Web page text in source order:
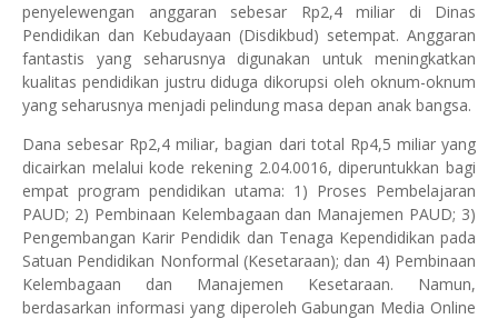
penyelewengan anggaran sebesar Rp2,4 miliar di Dinas
Pendidikan dan Kebudayaan (Disdikbud) setempat. Anggaran
fantastis yang seharusnya digunakan untuk meningkatkan
kualitas pendidikan justru diduga dikorupsi oleh oknum-oknum
yang seharusnya menjadi pelindung masa depan anak bangsa.
Dana sebesar Rp2,4 miliar, bagian dari total Rp4,5 miliar yang
dicairkan melalui kode rekening 2.04.0016, diperuntukkan bagi
empat program pendidikan utama: 1) Proses Pembelajaran
PAUD; 2) Pembinaan Kelembagaan dan Manajemen PAUD; 3)
Pengembangan Karir Pendidik dan Tenaga Kependidikan pada
Satuan Pendidikan Nonformal (Kesetaraan); dan 4) Pembinaan
Kelembagaan dan Manajemen Kesetaraan. Namun,
berdasarkan informasi yang diperoleh Gabungan Media Online